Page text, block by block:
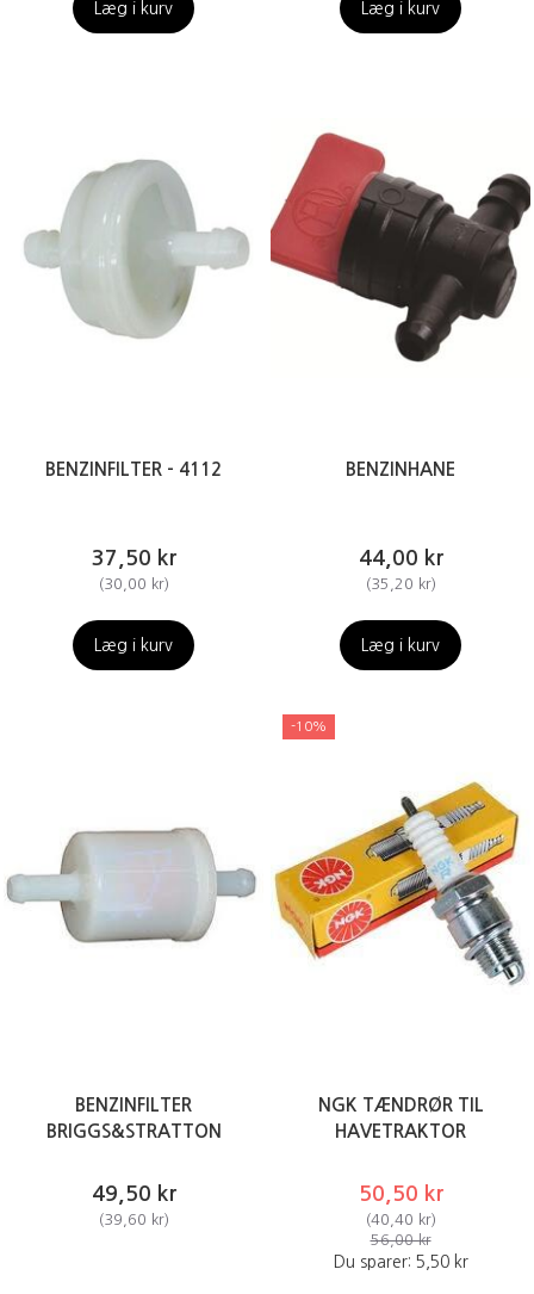
Læg i kurv Læg i kurv
BENZINFILTER - 4112
37,50 kr
(30,00 kr)
Læg i kurv
BENZINHANE
44,00 kr
(35,20 kr)
Læg i kurv
BENZINFILTER
BRIGGS&STRATTON
49,50 kr
(39,60 kr)
-10%
NGK TÆNDRØR TIL
HAVETRAKTOR
50,50 kr
(40,40 kr)
56,00 kr
Du sparer: 5,50 kr